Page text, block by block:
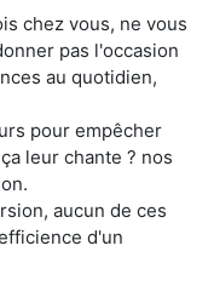
chez vous, ne vous
pas l'occasion
au quotidien,
pour empêcher
leur chante ? nos
aucun de ces
d'un